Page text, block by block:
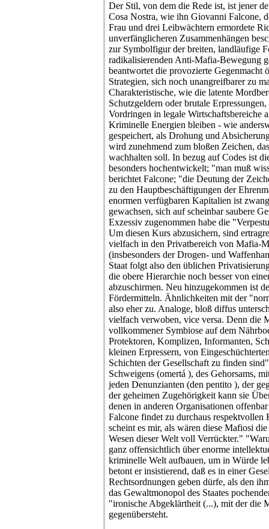
Der Stil, von dem die Rede ist, ist jener
Cosa Nostra, wie ihn Giovanni Falcone,
Frau und drei Leibwächtern ermordete
unverfänglicheren Zusammenhängen
zur Symbolfigur der breiten, landläufige
radikalisierenden Anti-Mafia-Bewegung
beantwortet die provozierte Gegenmacht
Strategien, sich noch unangreifbarer zu
Charakteristische, wie die latente
Schutzgeldern oder brutale
Vordringen in legale Wirtschaftsbereiche
Kriminelle Energien bleiben - wie
gespeichert, als Drohung und
wird zunehmend zum bloßen Zeichen,
wachhalten soll. In bezug auf Codes ist
besonders hochentwickelt; "man muß
berichtet Falcone; "die Deutung der
zu den Hauptbeschäftigungen der
enormen verfügbaren Kapitalien ist
gewachsen, sich auf scheinbar saubere
Exzessiv zugenommen habe die
Um diesen Kurs abzusichern, sind
vielfach in den Privatbereich von Mafia-
(insbesonders der Drogen- und
Staat folgt also den üblichen
die obere Hierarchie noch besser von
abzuschirmen. Neu hinzugekommen ist
Fördermitteln. Ähnlichkeiten mit der
also eher zu. Analoge, bloß diffus
vielfach verwoben, vice versa. Denn die
vollkommener Symbiose auf dem
Protektoren, Komplizen, Informanten,
kleinen Erpressern, von
Schichten der Gesellschaft zu finden
Schweigens (omertá ), des Gehorsams,
jeden Denunzianten (den pentito ), der
der geheimen Zugehörigkeit kann sie
denen in anderen Organisationen
Falcone findet zu durchaus
scheint es mir, als wären diese Mafiosi
Wesen dieser Welt voll Verrückter."
ganz offensichtlich über enorme
kriminelle Welt aufbauen, um in Würde
betont er insistierend, daß es in einer
Rechtsordnungen geben dürfe, als den
das Gewaltmonopol des Staates
"ironische Abgeklärtheit (...), mit der die
gegenübersteht.